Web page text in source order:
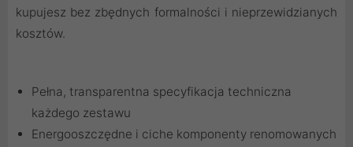
kupujesz bez zbędnych formalności i nieprzewidzianych
kosztów.
Pełna, transparentna specyfikacja techniczna
każdego zestawu
Energooszczędne i ciche komponenty renomowanych